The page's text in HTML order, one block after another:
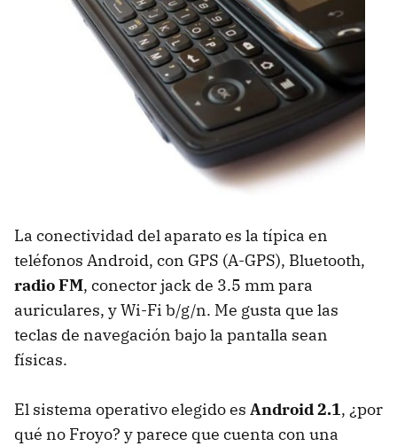
La conectividad del aparato es la típica en
teléfonos Android, con GPS (A-GPS), Bluetooth,
radio FM, conector jack de 3.5 mm para
auriculares, y Wi-Fi b/g/n. Me gusta que las
teclas de navegación bajo la pantalla sean
físicas.
El sistema operativo elegido es Android 2.1, ¿por
qué no Froyo? y parece que cuenta con una